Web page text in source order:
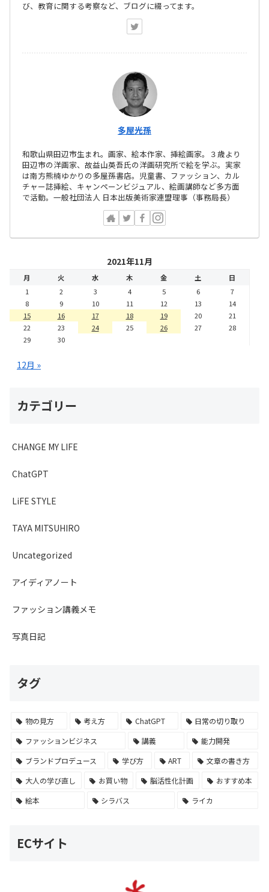
び、教育に関する考察など、ブログに綴ってます。
多屋光孫
和歌山県田辺市生まれ。画家、絵本作家、挿絵画家。３歳より
田辺市の洋画家、故益山英吾氏の洋画研究所で絵を学ぶ。実家
は南方熊楠ゆかりの多屋孫書店。児童書、ファッション、カル
チャー誌挿絵、キャンペーンビジュアル、絵画講師など多方面
で活動。一般社団法人 日本出版美術家連盟理事（事務局長）
2021年11月
月 火 水 木 金 土
日
1
2 3 4 5 6
7
8
9 10 11 12 13
14
15
16 17 18 19 20
21
22
23 24 25 26 27
28
29
30
12月 »
カテゴリー
CHANGE MY LIFE
ChatGPT
LiFE STYLE
TAYA MITSUHIRO
Uncategorized
アイディアノート
ファッション講義メモ
写真日記
タグ
物の見方 考え方 ChatGPT
日常の切り取り
ファッションビジネス
講義
能力開発
ブランドプロデュース
学び方 ART
文章の書き方
大人の学び直し
お買い物 脳活性化計画
おすすめ本
絵本
シラバス ライカ
ECサイト